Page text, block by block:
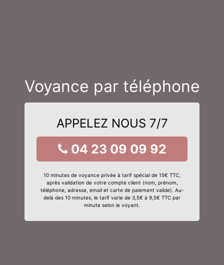
Voyance par téléphone
APPELEZ NOUS 7/7
04 23 09 09 92
10 minutes de voyance privée à tarif spécial de 15€ TTC,
après validation de votre compte client (nom, prénom,
téléphone, adresse, email et carte de paiement valide). Au-
delà des 10 minutes, le tarif varie de 3,5€ à 9,5€ TTC par
minute selon le voyant.